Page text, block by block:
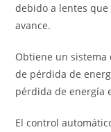
debido a lentes
avance.
Obtiene un sistema
de pérdida de
pérdida de energía
El control